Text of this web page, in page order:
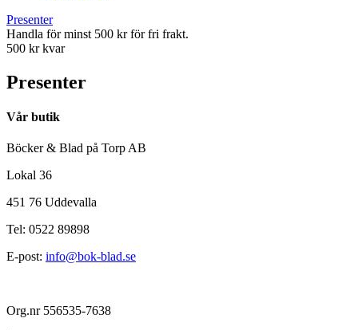
Presenter
Handla för minst 500 kr för fri frakt.
500 kr kvar
Presenter
Vår butik
Böcker & Blad på Torp AB
Lokal 36
451 76 Uddevalla
Tel: 0522 89898
E-post: info@bok-blad.se
Org.nr 556535-7638